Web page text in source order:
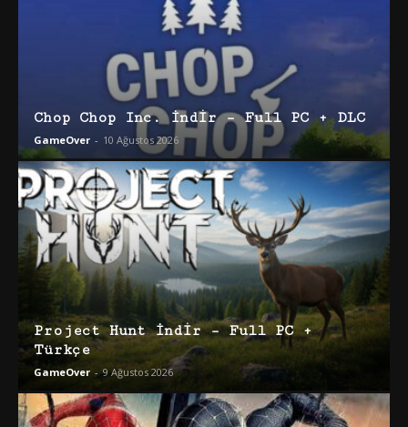
Chop Chop Inc. İndir – Full PC + DLC
GameOver - 10 Ağustos 2026
Project Hunt İndir – Full PC +
Türkçe
GameOver - 9 Ağustos 2026